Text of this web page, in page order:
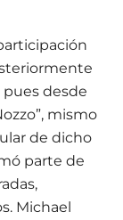
pues desde
mismo
de dicho
parte de
Michael